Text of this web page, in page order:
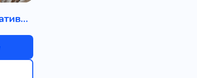
Бизнес / Корпоративный